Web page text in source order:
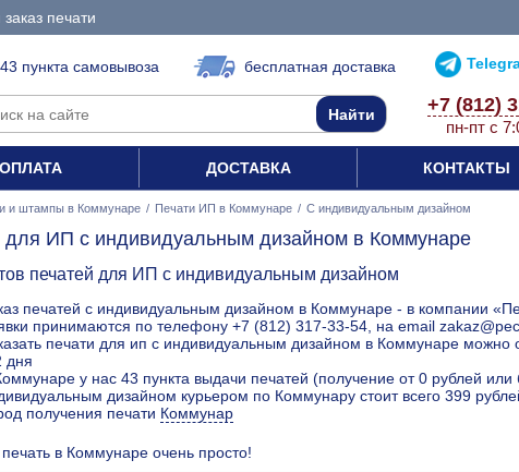
печати
43 пункта самовывоза бесплатная доставка
+7 (812)
пн-пт с
ОПЛАТА ДОСТАВКА КОНТАКТЫ
и штампы в Коммунаре / Печати ИП в Коммунаре / С индивидуальным дизайном
для ИП с индивидуальным дизайном в Коммунаре
печатей для ИП с индивидуальным дизайном
печатей с индивидуальным дизайном в Коммунаре - в компании
принимаются по телефону +7 (812) 317-33-54, на email
печати для ип с индивидуальным дизайном в Коммунаре можно
дня
у нас 43 пункта выдачи печатей (получение от 0 рублей или
дизайном курьером по Коммунару стоит всего 399
получения печати Коммунар
печать в Коммунаре очень просто!